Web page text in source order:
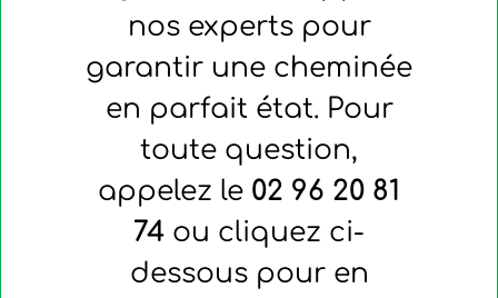
nos experts pour
garantir une cheminée
en parfait état. Pour
toute question,
appelez le 02 96 20 81
74 ou cliquez ci-
dessous pour en